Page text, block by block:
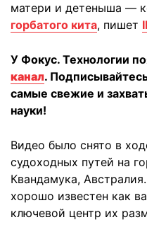
матери и детеныша —
горбатого кита, пишет
У Фокус. Технологии
канал.
самые свежие и
науки!
Видео было снято в
судоходных путей на
Квандамука,
хорошо известен как
ключевой центр их